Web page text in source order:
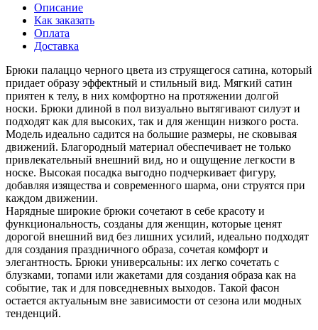
Описание
Как заказать
Оплата
Доставка
Брюки палаццо черного цвета из струящегося сатина, который
придает образу эффектный и стильный вид. Мягкий сатин
приятен к телу, в них комфортно на протяжении долгой
носки. Брюки длиной в пол визуально вытягивают силуэт и
подходят как для высоких, так и для женщин низкого роста.
Модель идеально садится на большие размеры, не сковывая
движений. Благородный материал обеспечивает не только
привлекательный внешний вид, но и ощущение легкости в
носке. Высокая посадка выгодно подчеркивает фигуру,
добавляя изящества и современного шарма, они струятся при
каждом движении.
Нарядные широкие брюки сочетают в себе красоту и
функциональность, созданы для женщин, которые ценят
дорогой внешний вид без лишних усилий, идеально подходят
для создания праздничного образа, сочетая комфорт и
элегантность. Брюки универсальны: их легко сочетать с
блузками, топами или жакетами для создания образа как на
событие, так и для повседневных выходов. Такой фасон
остается актуальным вне зависимости от сезона или модных
тенденций.